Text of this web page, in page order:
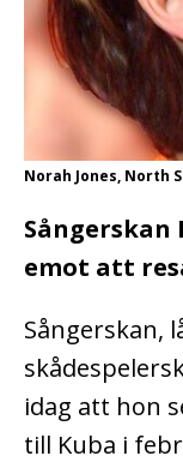
Norah Jones, North
Sångerskan
emot att
Sångerskan,
idag att hon
till Kuba i